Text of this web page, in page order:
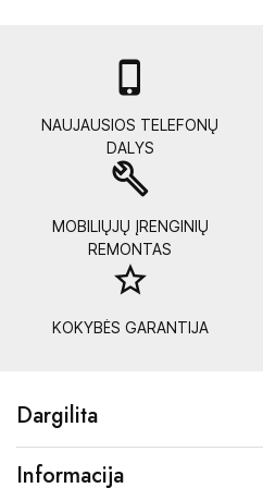

NAUJAUSIOS TELEFONŲ
DALYS
build
MOBILIŲJŲ ĮRENGINIŲ
REMONTAS
star_border
KOKYBĖS GARANTIJA
Dargilita
Informacija